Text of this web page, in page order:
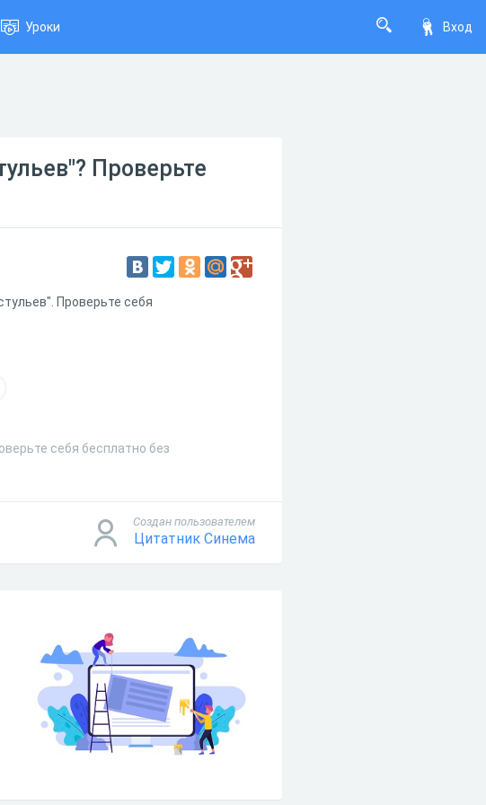
Вход
Уроки
Проверьте
Проверьте себя
себя бесплатно без
Создан пользователем
Цитатник Синема